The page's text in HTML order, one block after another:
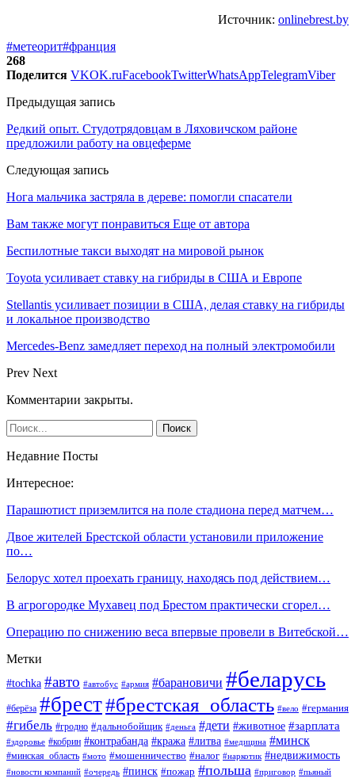
Источник: onlinebrest.by
#метеорит#франция
268
Поделится VKOK.ruFacebookTwitterWhatsAppTelegramViber
Предыдущая запись
Редкий опыт. Студотрядовцам в Ляховичском районе
предложили работу на овцеферме
Следующая запись
Нога мальчика застряла в дереве: помогли спасатели
Вам также могут понравиться Еще от автора
Беспилотные такси выходят на мировой рынок
Toyota усиливает ставку на гибриды в США и Европе
Stellantis усиливает позиции в США, делая ставку на гибриды
и локальное производство
Mercedes-Benz замедляет переход на полный электромобили
Prev Next
Комментарии закрыты.
Недавние Посты
Интересное:
Парашютист приземлится на поле стадиона перед матчем…
Двое жителей Брестской области установили приложение
по…
Белорус хотел проехать границу, находясь под действием…
В агрогородке Мухавец под Брестом практически сгорел…
Операцию по снижению веса впервые провели в Витебской…
Метки
#tochka #авто #автобус #армия #барановичи #беларусь
#берёза #брест#брестская_область #вело #германия
#гибель #гродно #дальнобойщик #деньга #дети #животное #зарплата
#здоровье #кобрин #контрабанда #кража #литва #медицина #минск
#минская_область #мото #мошенничество #налог #наркотик #недвижимость
#новости компаний #очередь #пинск #пожар #польша #приговор #пьяный